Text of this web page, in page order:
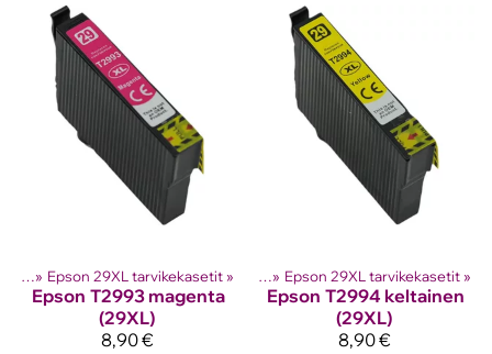
‪» Epson 29XL tarvikekasetit ‪»
Epson T2993 magenta
(29XL)
8,90 €
kasetit‪» Epson mustekasetit ‪» Epson 29XL tarvikekasetit ‪»
Epson T2994 keltainen
(29XL)
8,90 €